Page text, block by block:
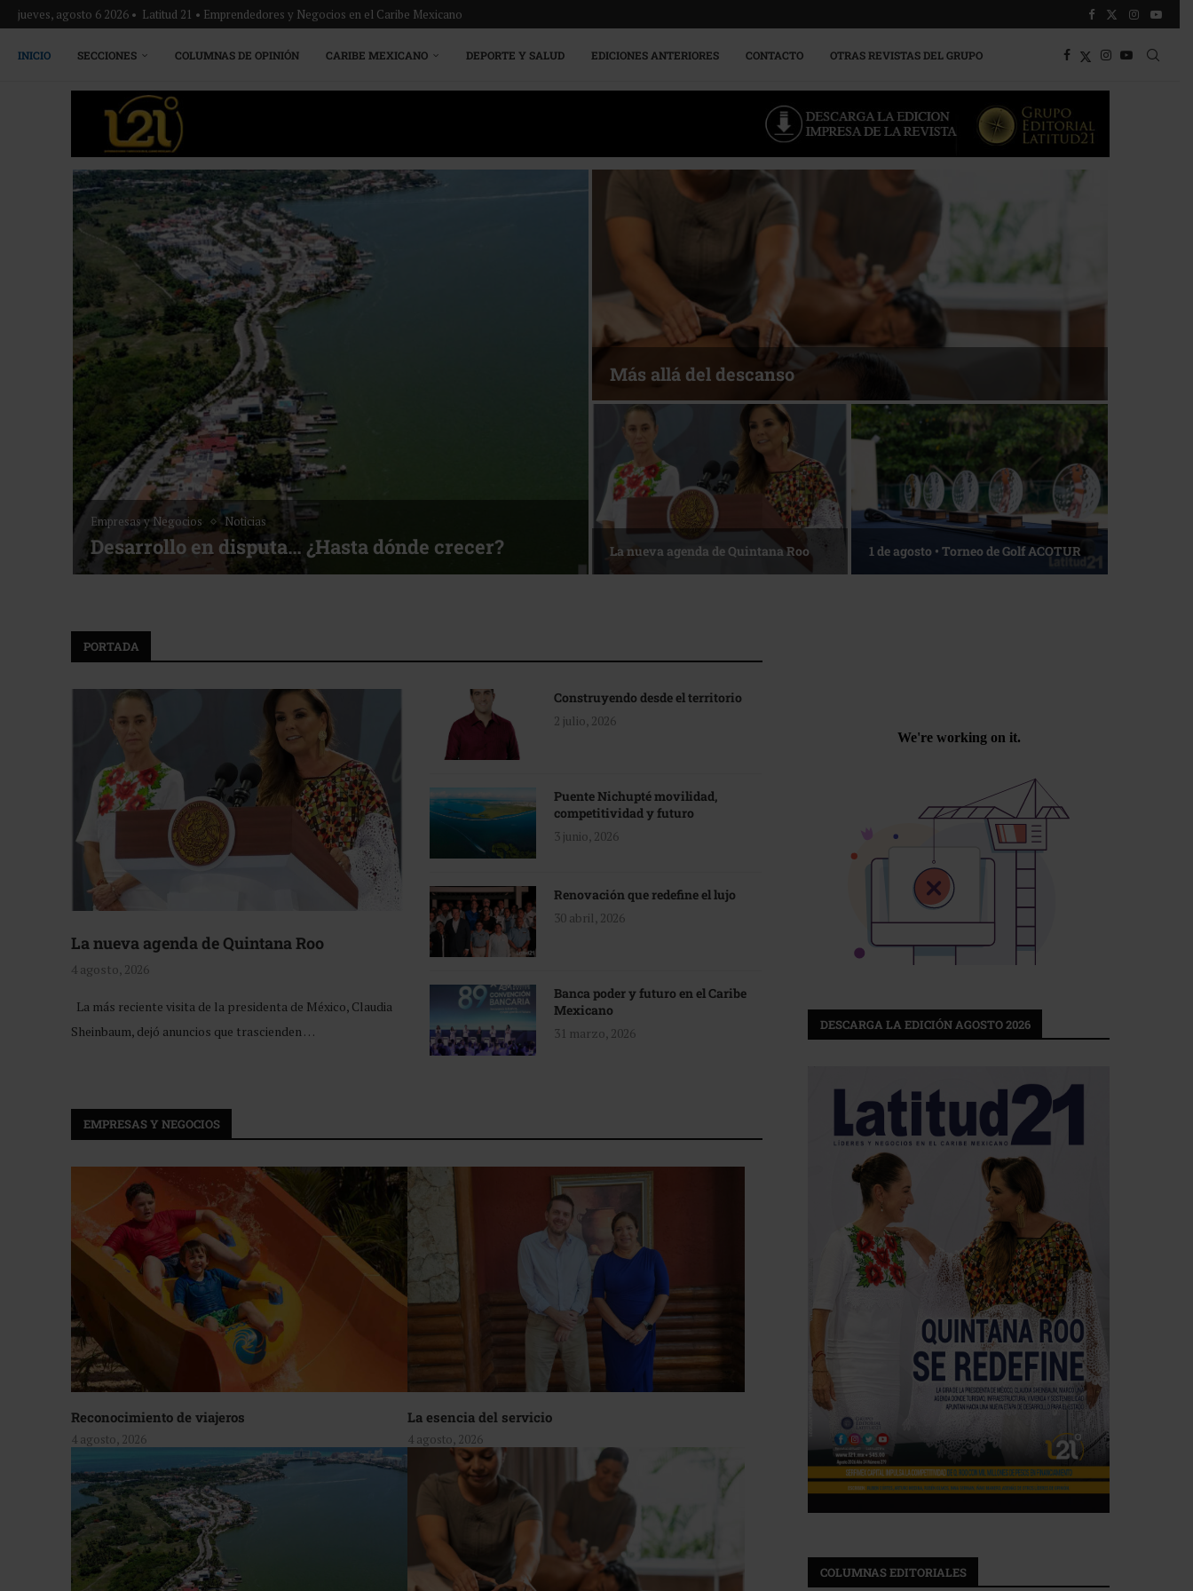
jueves, agosto 6 2026 • Latitud 21 • Emprendedores y Negocios en el Caribe Mexicano
INICIO SECCIONES COLUMNAS DE OPINIÓN CARIBE MEXICANO DEPORTE Y SALUD EDICIONES ANTERIORES CONTACTO OTRAS REVISTAS DEL GRUPO
Empresas y Negocios Noticias
Desarrollo en disputa… ¿Hasta dónde crecer?
Más allá del descanso
La nueva agenda de Quintana Roo 1 de agosto • Torneo de Golf ACOTUR
PORTADA
La nueva agenda de Quintana Roo
4 agosto, 2026
La más reciente visita de la presidenta de México, Claudia
Sheinbaum, dejó anuncios que trascienden …
Construyendo desde el territorio
2 julio, 2026
Puente Nichupté movilidad,
competitividad y futuro
3 junio, 2026
Renovación que redefine el lujo
30 abril, 2026
Banca poder y futuro en el Caribe
Mexicano
31 marzo, 2026
EMPRESAS Y NEGOCIOS
Reconocimiento de viajeros
4 agosto, 2026
La esencia del servicio
4 agosto, 2026
DESCARGA LA EDICIÓN AGOSTO 2026
COLUMNAS EDITORIALES